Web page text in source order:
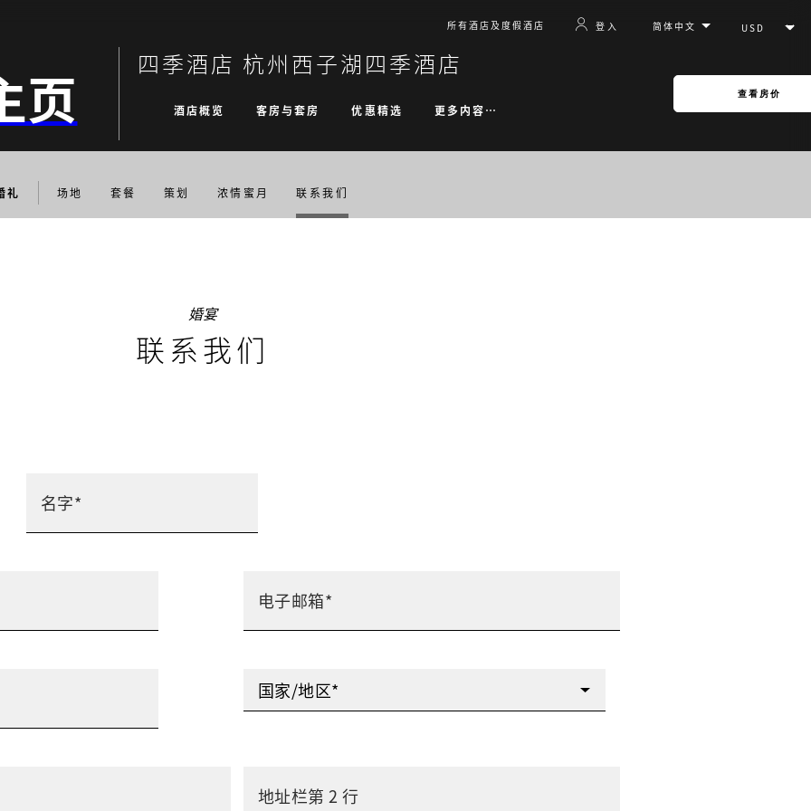
所有酒店及度假酒店 登入
页 四季酒店 杭州西子湖四季酒店
酒店概览 客房与套房 优惠精选 更多内容…
查看房价
礼 场地 套餐 策划 浓情蜜月 联系我们
婚宴
联系我们
国家/地区*